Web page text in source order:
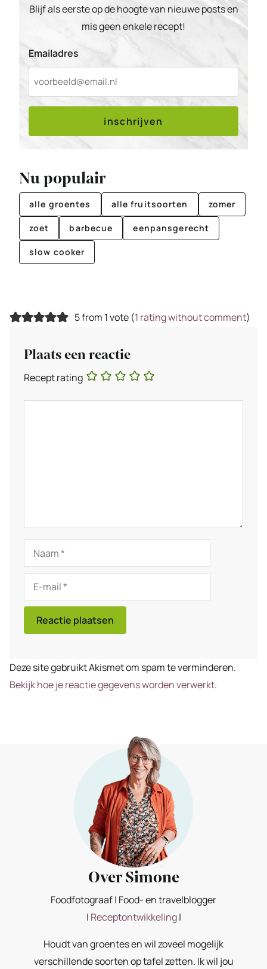
Blijf als eerste op de hoogte van nieuwe posts en
mis geen enkele recept!
Emailadres
inschrijven
Nu populair
alle groentes alle fruitsoorten zomer
zoet barbecue eenpansgerecht
slow cooker
5 from 1 vote (1 rating without comment)
Plaats een reactie
Recept rating
Naam
mail
Deze site gebruikt Akismet om spam te verminderen.
Bekijk hoe je reactie gegevens worden verwerkt.
Over Simone
Foodfotograaf | Food- en travelblogger
| Receptontwikkeling|
Houdt van groentes en wil zoveel mogelijk
verschillende soorten op tafel zetten. Ik wil jou